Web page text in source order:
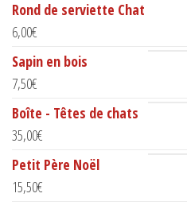
Rond de serviette Chat
6,00€
Sapin en bois
7,50€
Boîte - Têtes de chats
35,00€
Petit Père Noël
15,50€